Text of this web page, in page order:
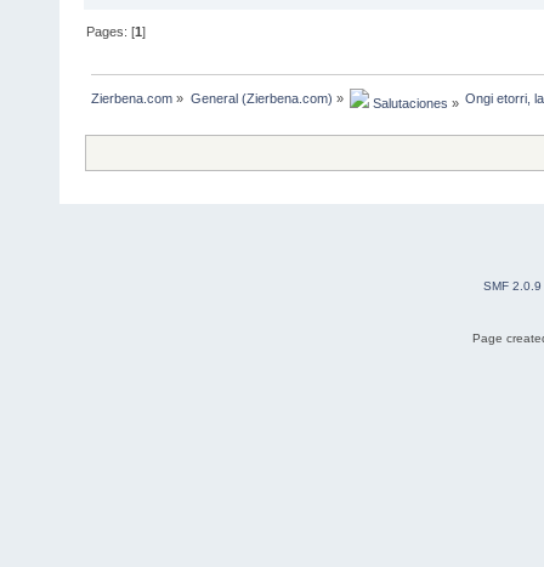
Pages: [1]
Zierbena.com » General (Zierbena.com) » Salutaciones » Ongi etorri,
SMF 2.0.9
Page